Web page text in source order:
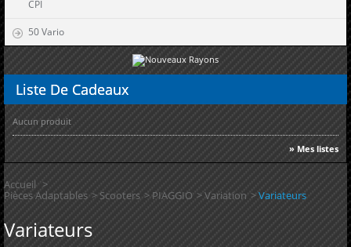
CPI
50 Vario
Liste De Cadeaux
Aucun produit
» Mes listes
Accueil >
Pièces Adaptables > Scooters > PIAGGIO >Variation >Variateurs
Variateurs